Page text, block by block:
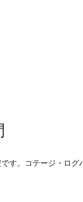
す。コテージ・ロ